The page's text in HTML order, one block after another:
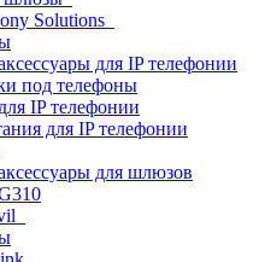
Solutions
для IP телефонии
под телефоны
IP телефонии
для IP телефонии
для шлюзов